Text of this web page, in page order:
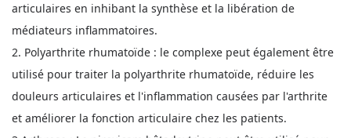
articulaires en inhibant la synthèse et la libération de
médiateurs inflammatoires.
2. Polyarthrite rhumatoïde : le complexe peut également être
utilisé pour traiter la polyarthrite rhumatoïde, réduire les
douleurs articulaires et l'inflammation causées par l'arthrite
et améliorer la fonction articulaire chez les patients.